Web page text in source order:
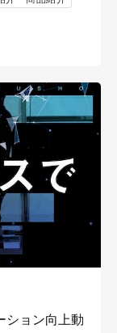
ション向上動